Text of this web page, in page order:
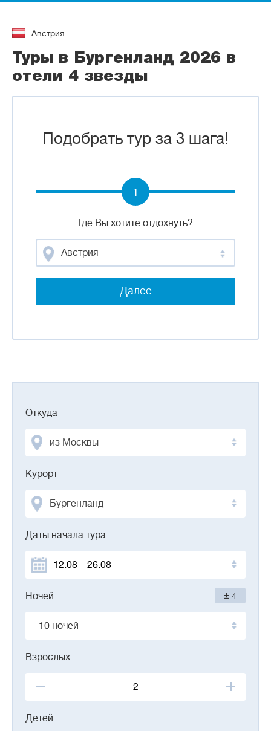
Австрия
Туры в Бургенланд 2026 в
отели 4 звезды
Подобрать тур за 3 шага!
Где Вы хотите отдохнуть?
Австрия
Далее
1
Откуда
из Москвы
Курорт
Бургенланд
Даты начала тура
Ночей ± 4
10 ночей
Взрослых
Детей